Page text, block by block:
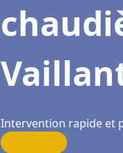
Intervention rapide et